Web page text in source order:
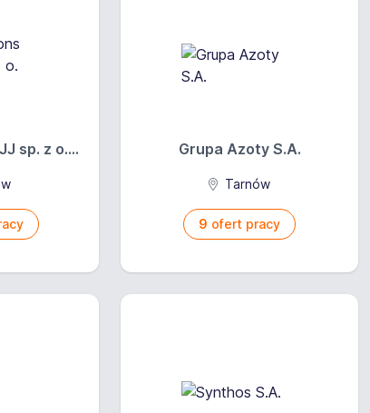
sp. z o.... Grupa Azoty S.A.
Tarnów
9 ofert pracy